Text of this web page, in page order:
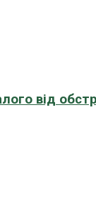
від